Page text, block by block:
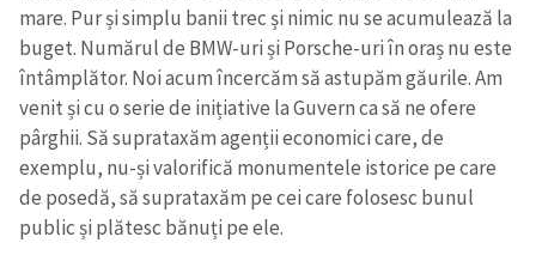
mare. Pur și simplu banii trec și nimic nu se acumulează la
buget. Numărul de BMW-uri și Porsche-uri în oraș nu este
întâmplător. Noi acum încercăm să astupăm găurile. Am
venit și cu o serie de inițiative la Guvern ca să ne ofere
pârghii. Să suprataxăm agenții economici care, de
exemplu, nu-și valorifică monumentele istorice pe care
de posedă, să suprataxăm pe cei care folosesc bunul
public și plătesc bănuți pe ele.